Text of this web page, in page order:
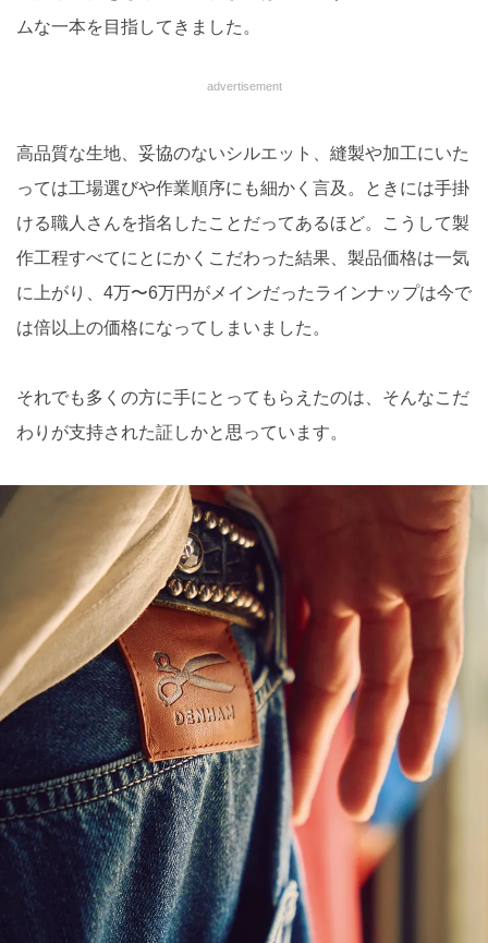
ムな一本を目指してきました。
advertisement
高品質な生地、妥協のないシルエット、縫製や加工にいた
っては工場選びや作業順序にも細かく言及。ときには手掛
ける職人さんを指名したことだってあるほど。こうして製
作工程すべてにとにかくこだわった結果、製品価格は一気
に上がり、4万〜6万円がメインだったラインナップは今で
は倍以上の価格になってしまいました。
それでも多くの方に手にとってもらえたのは、そんなこだ
わりが支持された証しかと思っています。